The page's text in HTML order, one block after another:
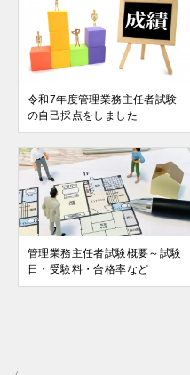
令和7年度管理業務主任者試験
の自己採点をしました
管理業務主任者試験概要～試験
日・受験料・合格率など